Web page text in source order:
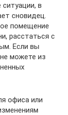
в
сновидец.
помещение
расстаться с
Если вы
можете из
офиса или